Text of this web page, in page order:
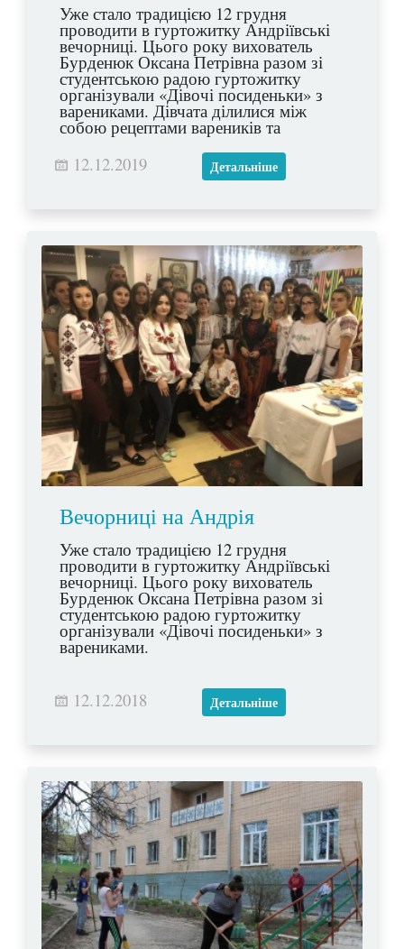
Уже стало традицією 12 грудня
проводити в гуртожитку Андріївські
вечорниці. Цього року вихователь
Бурденюк Оксана Петрівна разом зі
студентською радою гуртожитку
організували «Дівочі посиденьки» з
варениками. Дівчата ділилися між
собою рецептами вареників та
смакували їх, співали українських
пісень та заглядали у своє майбутнє,
розмовляли про найпотаємніше та
12.12.2019 Детальніше
Вечорниці на Андрія
Уже стало традицією 12 грудня
проводити в гуртожитку Андріївські
вечорниці. Цього року вихователь
Бурденюк Оксана Петрівна разом зі
студентською радою гуртожитку
організували «Дівочі посиденьки» з
варениками.
12.12.2018 Детальніше